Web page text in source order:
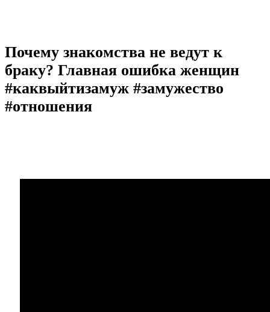
Почему знакомства не ведут к
браку? Главная ошибка женщин
#каквыйтизамуж #замужество
#отношения